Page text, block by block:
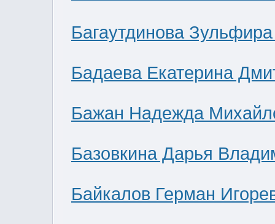
Багаутдинова
Бадаева Екатерина
Бажан Надежда
Базовкина Дарья
Байкалов Герман